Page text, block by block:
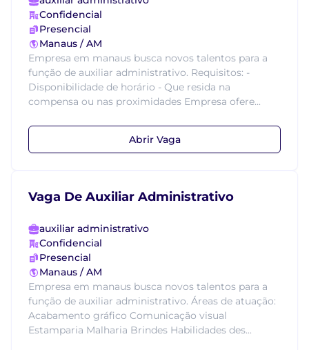
Confidencial
Presencial
Manaus / AM
Empresa em manaus busca novos talentos para a
função de auxiliar administrativo. Requisitos: -
Disponibilidade de horário - Que resida na
compensa ou nas proximidades Empresa ofere...
Abrir Vaga
Vaga De Auxiliar Administrativo
auxiliar administrativo
Confidencial
Presencial
Manaus / AM
Empresa em manaus busca novos talentos para a
função de auxiliar administrativo. Áreas de atuação:
Acabamento gráfico Comunicação visual
Estamparia Malharia Brindes Habilidades des...